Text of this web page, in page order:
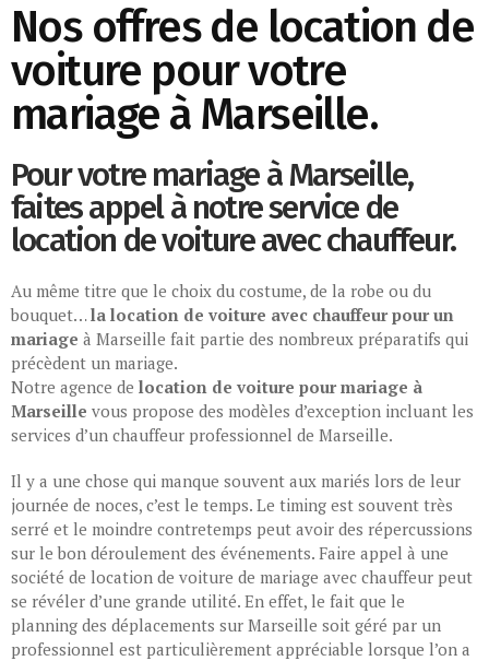
Nos offres de location de
voiture pour votre
mariage à Marseille.
Pour votre mariage à Marseille,
faites appel à notre service de
location de voiture avec chauffeur.​
Au même titre que le choix du costume, de la robe ou du
bouquet…la location de voiture avec chauffeur pour un
mariage à Marseille fait partie des nombreux préparatifs qui
précèdent un mariage.
Notre agence de location de voiture pour mariage à
Marseille vous propose des modèles d’exception incluant les
services d’un chauffeur professionnel de Marseille.
Il y a une chose qui manque souvent aux mariés lors de leur
journée de noces, c’est le temps. Le timing est souvent très
serré et le moindre contretemps peut avoir des répercussions
sur le bon déroulement des événements. Faire appel à une
société de location de voiture de mariage avec chauffeur peut
se révéler d’une grande utilité. En effet, le fait que le
planning des déplacements sur Marseille soit géré par un
professionnel est particulièrement appréciable lorsque l’on a